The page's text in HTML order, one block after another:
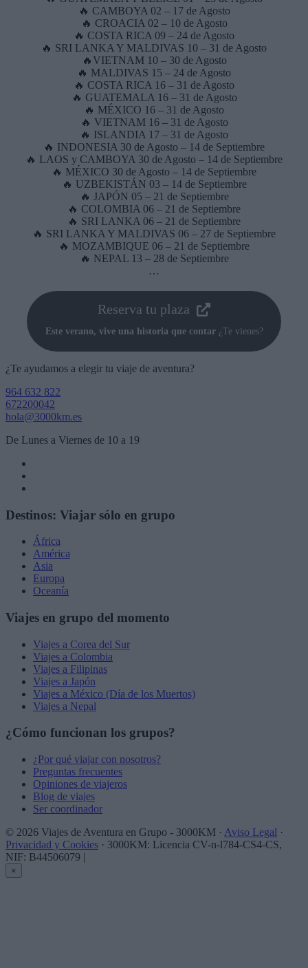
🔥 CAMBOYA 02 – 17 de Agosto
🔥 CROACIA 02 – 10 de Agosto
🔥 COSTA RICA 09 – 24 de Agosto
🔥 SRI LANKA Y MALDIVAS 10 – 31 de Agosto
🔥VIETNAM 10 – 30 de Agosto
🔥 MALDIVAS 15 – 24 de Agosto
🔥 COSTA RICA 16 – 31 de Agosto
🔥 GUATEMALA 16 – 31 de Agosto
🔥 MÉXICO 16 – 31 de Agosto
🔥 VIETNAM 16 – 31 de Agosto
🔥 ISLANDIA 17 – 31 de Agosto
🔥 INDONESIA 30 de Agosto – 14 de Septiembre
🔥 LAOS y CAMBOYA 30 de Agosto – 14 de Septiembre
🔥 MÉXICO 30 de Agosto – 14 de Septiembre
🔥 UZBEKISTÁN 03 – 14 de Septiembre
🔥 JAPÓN 05 – 21 de Septiembre
🔥 COLOMBIA 06 – 21 de Septiembre
🔥 SRI LANKA 06 – 21 de Septiembre
🔥 SRI LANKA Y MALDIVAS 06 – 27 de Septiembre
🔥 MOZAMBIQUE 06 – 21 de Septiembre
🔥 NEPAL 13 – 28 de Septiembre
…
Reserva tu plaza
Este verano, vive una historia que contar¿Te vienes?
¿Te ayudamos a elegir tu viaje de aventura?
964 632 822
672200042
hola@3000km.es
De Lunes a Viernes de 10 a 19
Destinos: Viajar sólo en grupo
África
América
Asia
Europa
Oceanía
Viajes en grupo del momento
Viajes a Corea del Sur
Viajes a Colombia
Viajes a Filipinas
Viajes a Japón
Viajes a México (Día de los Muertos)
Viajes a Nepal
¿Cómo funcionan los grupos?
¿Por qué viajar con nosotros?
Preguntas frecuentes
Opiniones de viajeros
Blog de viajes
Ser coordinador
© 2026 Viajes de Aventura en Grupo - 3000KM · Aviso Legal ·
Privacidad y Cookies · 3000KM: Licencia CV-n-l784-CS4-CS,
NIF: B44506079 |
×